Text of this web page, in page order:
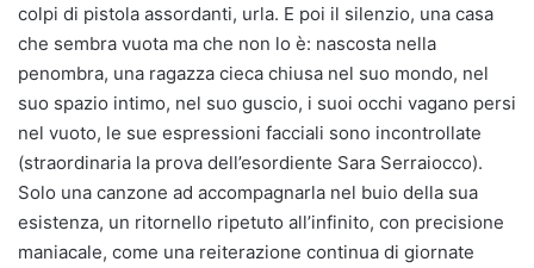
colpi di pistola assordanti, urla. E poi il silenzio, una casa
che sembra vuota ma che non lo è: nascosta nella
penombra, una ragazza cieca chiusa nel suo mondo, nel
suo spazio intimo, nel suo guscio, i suoi occhi vagano persi
nel vuoto, le sue espressioni facciali sono incontrollate
(straordinaria la prova dell’esordiente Sara Serraiocco).
Solo una canzone ad accompagnarla nel buio della sua
esistenza, un ritornello ripetuto all’infinito, con precisione
maniacale, come una reiterazione continua di giornate